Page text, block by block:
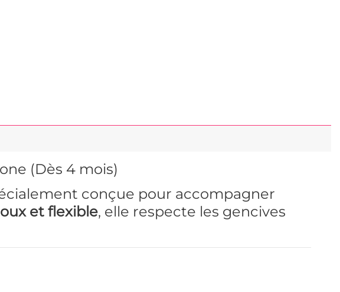
(Dès 4 mois)
conçue pour accompagner
et flexible, elle respecte les gencives